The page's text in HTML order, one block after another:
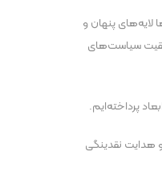
پنهان و
سیاست‌های
پرداخته‌ایم.
و هدایت نقدینگی